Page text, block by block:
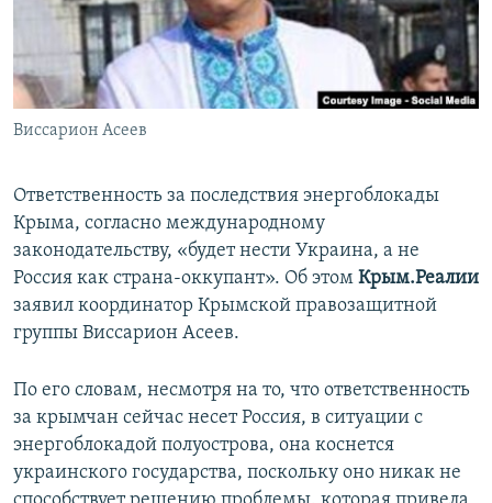
ПОБЕДИТЕЛЕЙ НЕ СУДЯТ?
КРЫМ.НЕПОКОРЕННЫЙ
ELIFBE
УКРАИНСКАЯ ПРОБЛЕМА КРЫМА
ПРИСОЕДИНЯЙТЕСЬ!
Виссарион Асеев
Ответственность за последствия энергоблокады
Крыма, согласно международному
законодательству, «будет нести Украина, а не
Россия как страна-оккупант». Об этом Крым.Реалии
заявил координатор Крымской правозащитной
группы Виссарион Асеев.
По его словам, несмотря на то, что ответственность
за крымчан сейчас несет Россия, в ситуации с
энергоблокадой полуострова, она коснется
украинского государства, поскольку оно никак не